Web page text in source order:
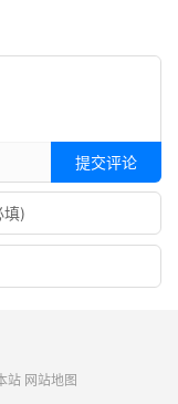
提交评论
站 网站地图